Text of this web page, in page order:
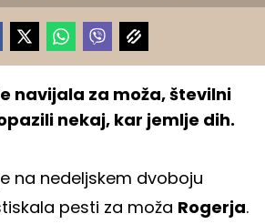
navijala za moža, številni
nekaj, kar jemlje dih.
na nedeljskem dvoboju
pesti za moža Rogerja.